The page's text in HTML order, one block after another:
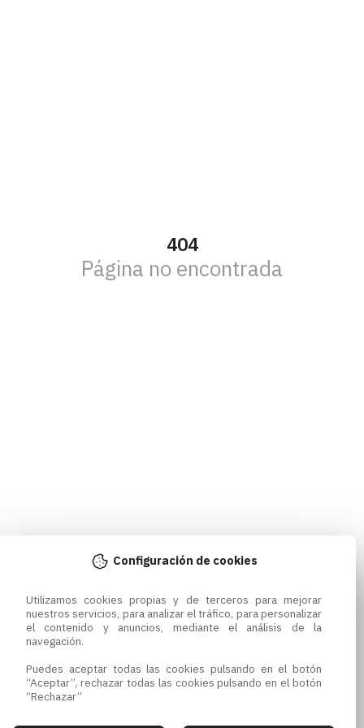
Configuración de cookies
Utilizamos cookies propias y de terceros para mejorar
nuestros servicios, para analizar el tráfico, para personalizar
el contenido y anuncios, mediante el análisis de la
navegación.
Puedes aceptar todas las cookies pulsando en el botón
“Aceptar”, rechazar todas las cookies pulsando en el botón
“Rechazar”
404
Página no encontrada